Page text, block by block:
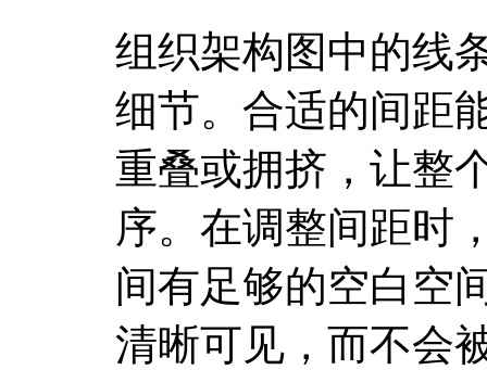
组织架构图中的线
细节。合适的间距
重叠或拥挤，让整
序。在调整间距时
间有足够的空白空
清晰可见，而不会